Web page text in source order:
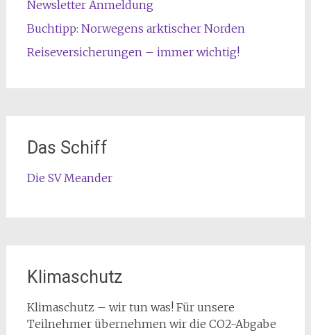
Newsletter Anmeldung
Buchtipp: Norwegens arktischer Norden
Reiseversicherungen – immer wichtig!
Das Schiff
Die SV Meander
Klimaschutz
Klimaschutz – wir tun was! Für unsere
Teilnehmer übernehmen wir die CO2-Abgabe